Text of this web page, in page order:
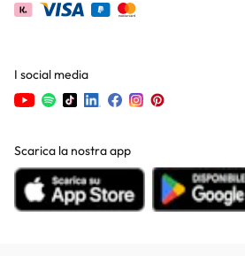
I social media
Scarica la nostra app